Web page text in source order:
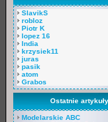
SlavikS
robloz
Piotr K
lopez 16
India
krzysiek11
juras
pasik
atom
Grabos
Ostatnie artykuły
Modelarskie ABC